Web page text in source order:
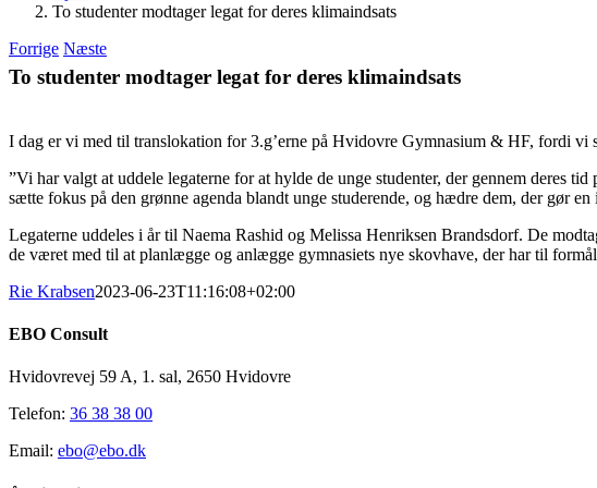
To studenter modtager legat for deres klimaindsats
Forrige Næste
To studenter modtager legat for deres klimaindsats
I dag er vi med til translokation for 3.g’erne på Hvidovre Gymnasium & HF, fordi
”Vi har valgt at uddele legaterne for at hylde de unge studenter, der gennem deres
sætte fokus på den grønne agenda blandt unge studerende, og hædre dem, der gør
Legaterne uddeles i år til Naema Rashid og Melissa Henriksen Brandsdorf. De
de været med til at planlægge og anlægge gymnasiets nye skovhave, der har til
Rie Krabsen2023-06-23T11:16:08+02:00
EBO Consult
Hvidovrevej 59 A, 1. sal, 2650 Hvidovre
Telefon: 36 38 38 00
Email: ebo@ebo.dk